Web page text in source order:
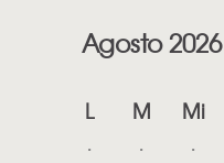
Agosto 2026
L M Mi